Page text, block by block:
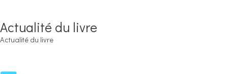
Actualité du livre
Actualité du livre